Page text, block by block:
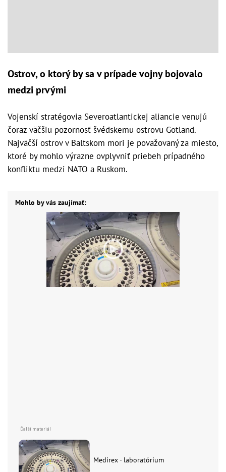
Ostrov, o ktorý by sa v prípade vojny bojovalo
medzi prvými
Vojenskí stratégovia Severoatlantickej aliancie venujú
čoraz väčšiu pozornosť švédskemu ostrovu Gotland.
Najväčší ostrov v Baltskom mori je považovaný za miesto,
ktoré by mohlo výrazne ovplyvniť priebeh prípadného
konfliktu medzi NATO a Ruskom.
Mohlo by vás zaujímať:
Medirex - laboratórium